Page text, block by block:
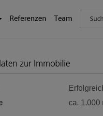
Referenzen Team
zur Immobilie
ca. 1.000